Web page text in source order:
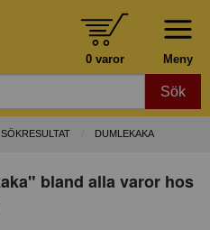
Meny
0 varor
Sök
SÖKRESULTAT DUMLEKAKA
bland alla varor hos